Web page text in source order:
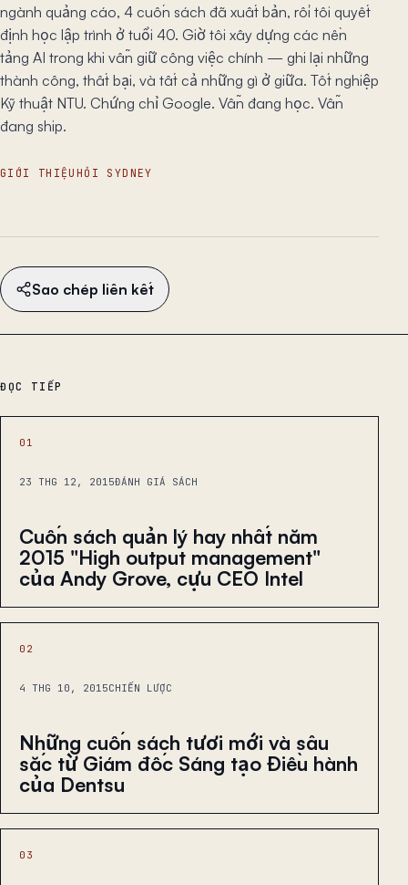
ngành quảng cáo, 4 cuốn sách đã xuất bản, rồi tôi quyết
định học lập trình ở tuổi 40. Giờ tôi xây dựng các nền
tảng AI trong khi vẫn giữ công việc chính — ghi lại những
thành công, thất bại, và tất cả những gì ở giữa. Tốt nghiệp
Kỹ thuật NTU. Chứng chỉ Google. Vẫn đang học. Vẫn
đang ship.
GIỚI THIỆU HỎI SYDNEY
Sao chép liên kết
ĐỌC TIẾP
01
23 THG 12, 2015ĐÁNH GIÁ SÁCH
Cuốn sách quản lý hay nhất năm
2015 "High output management"
của Andy Grove, cựu CEO Intel
02
4 THG 10, 2015CHIẾN LƯỢC
Những cuốn sách tươi mới và sâu
sắc từ Giám đốc Sáng tạo Điều hành
của Dentsu
03